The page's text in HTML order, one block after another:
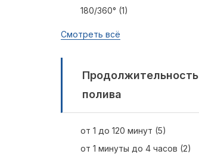
180/360° (1)
Смотреть всё
Продолжительность
полива
от 1 до 120 минут (5)
от 1 минуты до 4 часов (2)